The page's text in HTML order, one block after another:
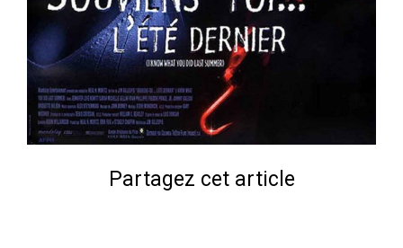
Partagez cet article